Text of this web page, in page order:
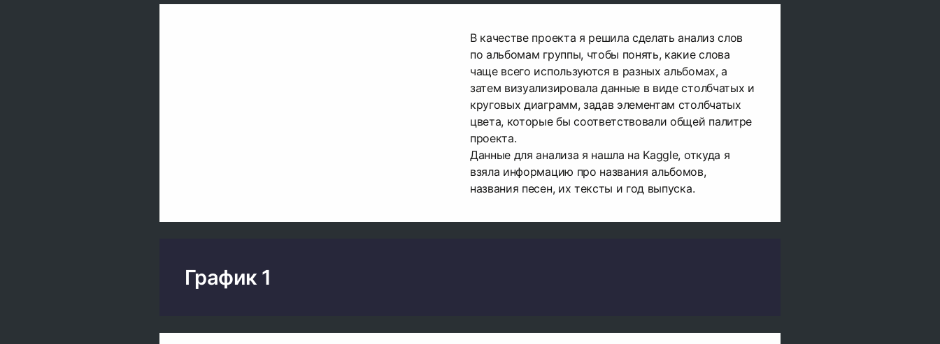
В качестве проекта я решила сделать анализ слов
по альбомам группы, чтобы понять, какие слова
чаще всего используются в разных альбомах, а
затем визуализировала данные в виде столбчатых и
круговых диаграмм, задав элементам столбчатых
цвета, которые бы соответствовали общей палитре
проекта.
Данные для анализа я нашла на Kaggle, откуда я
взяла информацию про названия альбомов,
названия песен, их тексты и год выпуска.
График 1